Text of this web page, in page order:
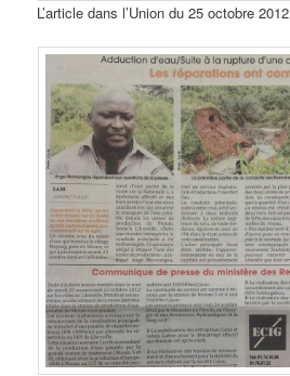
L’article dans l’Union du 25 octobre 2012